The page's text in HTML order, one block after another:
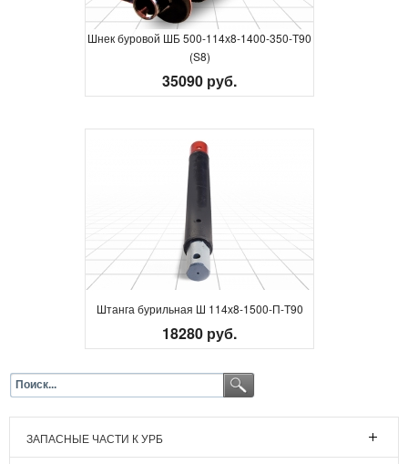
Шнек буровой ШБ 500-114х8-1400-350-Т90
(S8)
35090 руб.
Штанга бурильная Ш 114х8-1500-П-Т90
18280 руб.
ЗАПАСНЫЕ ЧАСТИ К УРБ